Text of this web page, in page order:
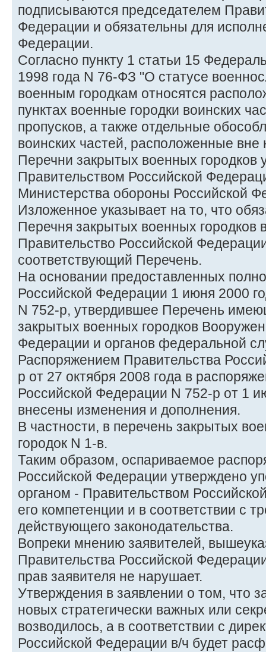
подписываются председателем
Федерации и обязательны для
Федерации.
Согласно пункту 1 статьи 15
1998 года N 76-ФЗ "О статусе
военным городкам относятся
пунктах военные городки воинских
пропусков, а также отдельные
воинских частей, расположенные вне
Перечни закрытых военных городков
Правительством Российской
Министерства обороны Российской
Изложенное указывает на то, что
Перечня закрытых военных городков
Правительство Российской
соответствующий Перечень.
На основании предоставленных
Российской Федерации 1 июня 2000
N 752-р, утвердившее Перечень
закрытых военных городков
Федерации и органов федеральной
Распоряжением Правительства
р от 27 октября 2008 года в
Российской Федерации N 752-р от 1
внесены изменения и дополнения.
В частности, в перечень закрытых
городок N 1-в.
Таким образом, оспариваемое
Российской Федерации утверждено
органом - Правительством
его компетенции и в соответствии с
действующего законодательства.
Вопреки мнению заявителей,
Правительства Российской
прав заявителя не нарушает.
Утверждения в заявлении о том, что
новых стратегически важных или
возводилось, а в соответствии с
Российской Федерации в/ч будет